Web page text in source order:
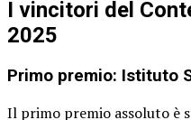
I vincitori del
2025
Primo premio: Istituto
Il primo premio assoluto è